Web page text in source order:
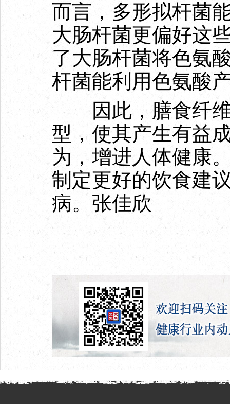
而言，多形拟杆菌
大肠杆菌更偏好这
了大肠杆菌将色氨
杆菌能利用色氨酸
因此，膳食纤维
型，使其产生有益
为，增进人体健康
制定更好的饮食建
病。张佳欣